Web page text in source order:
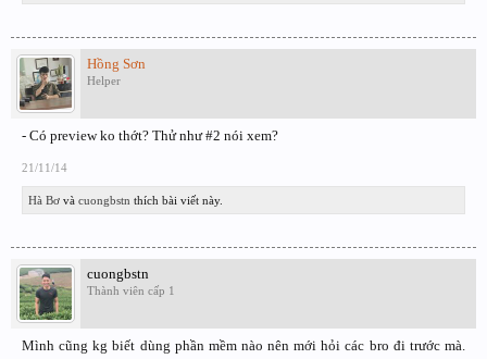
Hồng Sơn
Helper
- Có preview ko thớt? Thử như #2 nói xem?
21/11/14
Hà Bơ và cuongbstn thích bài viết này.
cuongbstn
Thành viên cấp 1
Mình cũng kg biết dùng phần mềm nào nên mới hỏi các bro đi trước mà.